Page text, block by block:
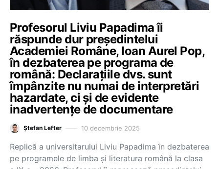
Profesorul Liviu Papadima îi
răspunde dur președintelui
Academiei Române, Ioan Aurel Pop,
în dezbaterea pe programa de
română: Declarațiile dvs. sunt
împânzite nu numai de interpretări
hazardate, ci și de evidente
inadvertențe de documentare
Ștefan Lefter 10 decembrie 2025
Replică a universitarului Liviu Papadima în dezbaterea
pe programele de limba și literatura română la clasa